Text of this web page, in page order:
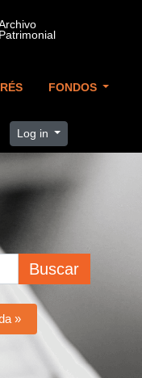
FONDOS
Log in
Buscar
»